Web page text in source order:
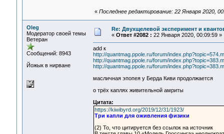
« Последнее редактирование: 22 Января 2020,
Oleg
Модератор своей темы
Ветеран
Сообщений: 8943
Йожык в нирване
Re: Двухщелевой эксперимент и
« Ответ #2082 : 22 Января 2020, 00:09:59 »
add к
http://quantmag.ppole.ru/forum/
http://quantmag.ppole.ru/forum/
http://quantmag.ppole.ru/forum/
масличная эпопея у Берда Киви продолжается
о трёх каплях живительной амриты
Цитата:
https://kiwibyrd.org/2019/12/31/1923/
Три капли для оживления физики
(2) То, что цитируется без ссылок на источник